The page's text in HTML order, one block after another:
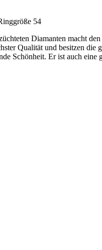
54
Diamanten macht
Qualität und besitzen die
Schönheit. Er ist auch eine